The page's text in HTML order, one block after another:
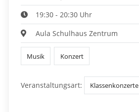
19:30 - 20:30 Uhr
Aula Schulhaus Zentrum
Musik Konzert
Veranstaltungsart: Klassenkonzerte